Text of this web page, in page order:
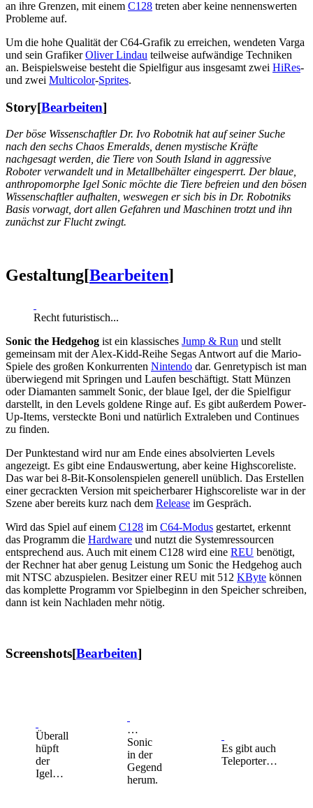
an ihre Grenzen, mit einem C128 treten aber keine nennenswerten
Probleme auf.
Um die hohe Qualität der C64-Grafik zu erreichen, wendeten Varga
und sein GrafikerOliver Lindau teilweise aufwändige Techniken
an. Beispielsweise besteht die Spielfigur aus insgesamt zwei HiRes-
und zwei Multicolor-Sprites.
Story[Bearbeiten]
Der böse Wissenschaftler Dr. Ivo Robotnik hat auf seiner Suche
nach den sechs Chaos Emeralds, denen mystische Kräfte
nachgesagt werden, die Tiere von South Island in aggressive
Roboter verwandelt und in Metallbehälter eingesperrt. Der blaue,
anthropomorphe Igel Sonic möchte die Tiere befreien und den bösen
Wissenschaftler aufhalten, weswegen er sich bis in Dr. Robotniks
Basis vorwagt, dort allen Gefahren und Maschinen trotzt und ihn
zunächst zur Flucht zwingt.
Gestaltung[Bearbeiten]
Recht futuristisch...
Sonic the Hedgehog ist ein klassisches Jump & Run und stellt
gemeinsam mit der Alex-Kidd-Reihe Segas Antwort auf die Mario-
Spiele des großen Konkurrenten Nintendo dar. Genretypisch ist man
überwiegend mit Springen und Laufen beschäftigt. Statt Münzen
oder Diamanten sammelt Sonic, der blaue Igel, der die Spielfigur
darstellt, in den Levels goldene Ringe auf. Es gibt außerdem Power-
Up-Items, versteckte Boni und natürlich Extraleben und Continues
zu finden.
Der Punktestand wird nur am Ende eines absolvierten Levels
angezeigt. Es gibt eine Endauswertung, aber keine Highscoreliste.
Das war bei 8-Bit-Konsolenspielen generell unüblich. Das Erstellen
einer gecrackten Version mit speicherbarer Highscoreliste war in der
Szene aber bereits kurz nach dem Release im Gespräch.
Wird das Spiel auf einem C128 im C64-Modus gestartet, erkennt
das Programm die Hardware und nutzt die Systemressourcen
entsprechend aus. Auch mit einem C128 wird eine REU benötigt,
der Rechner hat aber genug Leistung um Sonic the Hedgehog auch
mit NTSC abzuspielen. Besitzer einer REU mit 512 KByte können
das komplette Programm vor Spielbeginn in den Speicher schreiben,
dann ist kein Nachladen mehr nötig.
Screenshots[Bearbeiten]
Überall
hüpft
der
Igel…
…
Sonic
in der
Gegend
herum.
Es gibt auch
Teleporter…